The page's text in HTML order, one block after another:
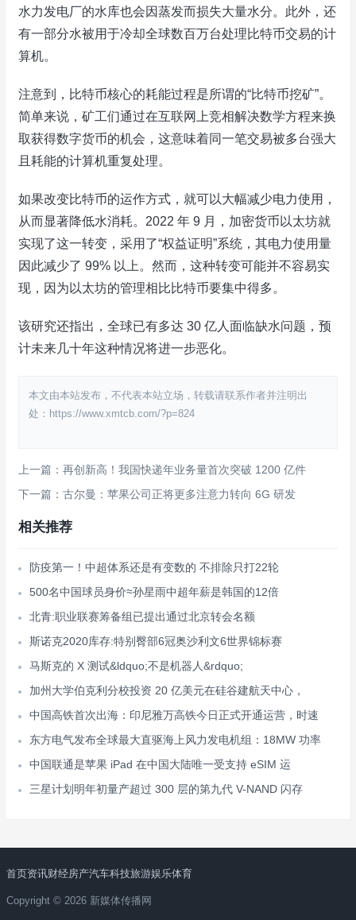
水力发电厂的水库也会因蒸发而损失大量水分。此外，还
有一部分水被用于冷却全球数百万台处理比特币交易的计
算机。
注意到，比特币核心的耗能过程是所谓的“比特币挖矿”。
简单来说，矿工们通过在互联网上竞相解决数学方程来换
取获得数字货币的机会，这意味着同一笔交易被多台强大
且耗能的计算机重复处理。
如果改变比特币的运作方式，就可以大幅减少电力使用，
从而显著降低水消耗。2022 年 9 月，加密货币以太坊就
实现了这一转变，采用了“权益证明”系统，其电力使用量
因此减少了 99% 以上。然而，这种转变可能并不容易实
现，因为以太坊的管理相比比特币要集中得多。
该研究还指出，全球已有多达 30 亿人面临缺水问题，预
计未来几十年这种情况将进一步恶化。
本文由本站发布，不代表本站立场，转载请联系作者并注明出
处：https://www.xmtcb.com/?p=824
上一篇：再创新高！我国快递年业务量首次突破 1200 亿件
下一篇：古尔曼：苹果公司正将更多注意力转向 6G 研发
相关推荐
防疫第一！中超体系还是有变数的 不排除只打22轮
500名中国球员身价≈孙星雨中超年薪是韩国的12倍
北青:职业联赛筹备组已提出通过北京转会名额
斯诺克2020库存:特别臀部6冠奥沙利文6世界锦标赛
马斯克的 X 测试&ldquo;不是机器人&rdquo;
加州大学伯克利分校投资 20 亿美元在硅谷建航天中心，
中国高铁首次出海：印尼雅万高铁今日正式开通运营，时速
东方电气发布全球最大直驱海上风力发电机组：18MW 功率
中国联通是苹果 iPad 在中国大陆唯一受支持 eSIM 运
三星计划明年初量产超过 300 层的第九代 V-NAND 闪存
首页资讯财经房产汽车科技旅游娱乐体育
Copyright © 2026 新媒体传播网